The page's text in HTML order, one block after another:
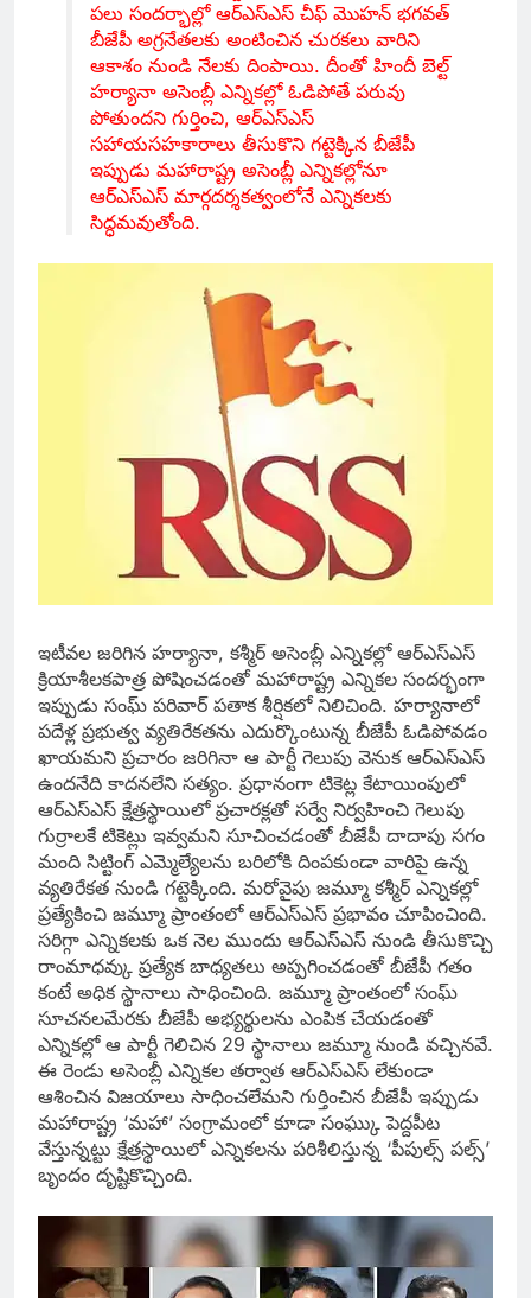
పలు సందర్భాల్లో ఆర్ఎస్ఎస్ చీఫ్ మొహన్ భగవత్
బీజేపీ అగ్రనేతలకు అంటించిన చురకలు వారిని
ఆకాశం నుండి నేలకు దింపాయి. దీంతో హిందీ బెల్ట్
హర్యానా అసెంబ్లీ ఎన్నికల్లో ఓడిపోతే పరువు
పోతుందని గుర్తించి, ఆర్ఎస్ఎస్
సహాయసహకారాలు తీసుకొని గట్టెక్కిన బీజేపీ
ఇప్పుడు మహారాష్ట్ర అసెంబ్లీ ఎన్నికల్లోనూ
ఆర్ఎస్ఎస్ మార్గదర్శకత్వంలోనే ఎన్నికలకు
సిద్ధమవుతోంది.
ఇటీవల జరిగిన హర్యానా, కశ్మీర్ అసెంబ్లీ ఎన్నికల్లో ఆర్ఎస్ఎస్
క్రియాశీలకపాత్ర పోషించడంతో మహారాష్ట్ర ఎన్నికల సందర్భంగా
ఇప్పుడు సంఘ్ పరివార్ పతాక శీర్షికలో నిలిచింది. హర్యానాలో
పదేళ్ల ప్రభుత్వ వ్యతిరేకతను ఎదుర్కొంటున్న బీజేపీ ఓడిపోవడం
ఖాయమని ప్రచారం జరిగినా ఆ పార్టీ గెలుపు వెనుక ఆర్ఎస్ఎస్
ఉందనేది కాదనలేని సత్యం. ప్రధానంగా టికెట్ల కేటాయింపులో
ఆర్ఎస్ఎస్ క్షేత్రస్థాయిలో ప్రచారక్లతో సర్వే నిర్వహించి గెలుపు
గుర్రాలకే టికెట్లు ఇవ్వమని సూచించడంతో బీజేపీ దాదాపు సగం
మంది సిట్టింగ్ ఎమ్మెల్యేలను బరిలోకి దింపకుండా వారిపై ఉన్న
వ్యతిరేకత నుండి గట్టెక్కింది. మరోవైపు జమ్మూ కశ్మీర్ ఎన్నికల్లో
ప్రత్యేకించి జమ్మూ ప్రాంతంలో ఆర్ఎస్ఎస్ ప్రభావం చూపించింది.
సరిగ్గా ఎన్నికలకు ఒక నెల ముందు ఆర్ఎస్ఎస్ నుండి తీసుకొచ్చి
రాంమాధవ్కు ప్రత్యేక బాధ్యతలు అప్పగించడంతో బీజేపీ గతం
కంటే అధిక స్థానాలు సాధించింది. జమ్మూ ప్రాంతంలో సంఘ్
సూచనలమేరకు బీజేపీ అభ్యర్థులను ఎంపిక చేయడంతో
ఎన్నికల్లో ఆ పార్టీ గెలిచిన 29 స్థానాలు జమ్మూ నుండి వచ్చినవే.
ఈ రెండు అసెంబ్లీ ఎన్నికల తర్వాత ఆర్ఎస్ఎస్ లేకుండా
ఆశించిన విజయాలు సాధించలేమని గుర్తించిన బీజేపీ ఇప్పుడు
మహారాష్ట్ర ‘మహా’ సంగ్రామంలో కూడా సంఘ్కు పెద్దపీట
వేస్తున్నట్టు క్షేత్రస్థాయిలో ఎన్నికలను పరిశీలిస్తున్న ‘పీపుల్స్ పల్స్’
బృందం దృష్టికొచ్చింది.